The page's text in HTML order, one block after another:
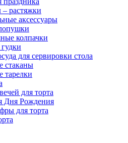
растяжки
аксессуары
колпачки
для сервировки стола
стаканы
тарелки
для торта
Дня Рождения
для торта